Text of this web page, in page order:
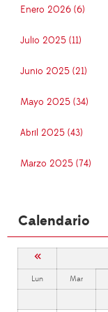
Enero 2026 (6)
Julio 2025 (11)
Junio 2025 (21)
Mayo 2025 (34)
Abril 2025 (43)
Marzo 2025 (74)
Calendario
«
Lun Mar